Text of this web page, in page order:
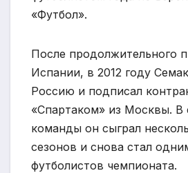
«Футбол».
После продолжительного
Испании, в 2012 году
Россию и подписал
«Спартаком» из Москвы. В
команды он сыграл
сезонов и снова стал
футболистов чемпионата.